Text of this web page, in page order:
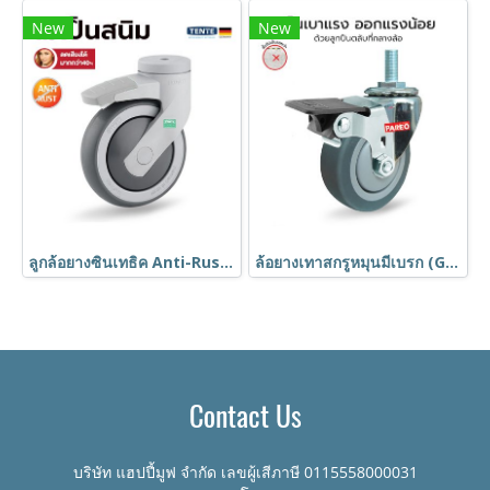
New
ลูกล้อยางซินเทธิค Anti-Rust ไม่เป็นสนิม น้ำหนักเบา เข็นเงียบ ลดเสียงกว่า40% รูหมุนมีเบรก TENTE
New
ล้อยางเทาสกรูหมุนมีเบรก (Grey Rubber Caster) รุ่น MOVER ยี่ห้อ PAREO
Contact Us
บริษัท แฮปปี้มูฟ จำกัด เลขผู้เสีภาษี 0115558000031